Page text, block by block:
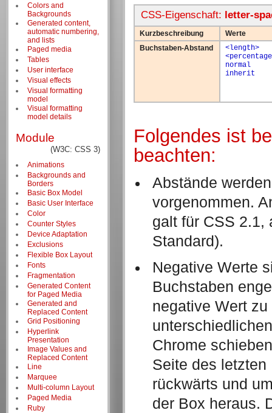
CSS-Eigenschaft: letter-
Kurzbeschreibung
Werte
Buchstaben-Abstand
<length>
normal
inherit
Folgendes ist
beachten:
Abstände
vorgenommen.
galt für CSS 2.1,
Standard).
Negative Werte
Buchstaben
negative Wert
Chrome
Seite des letzten
rückwärts und
der Box heraus.
Colors and
Backgrounds
Generated content,
automatic numbering,
and lists
Paged media
Tables
User interface
Visual effects
Visual formatting
model
Visual formatting
model details
Module
(W3C: CSS 3)
Animations
Backgrounds and
Borders
Basic Box Model
Basic User Interface
Color
Counter Styles
Device Adaptation
Exclusions
Flexible Box Layout
Fonts
Fragmentation
Generated Content
for Paged Media
Generated and
Replaced Content
Grid Positioning
Hyperlink
Presentation
Image Values and
Replaced Content
Line
Marquee
Multi-column Layout
Paged Media
Ruby